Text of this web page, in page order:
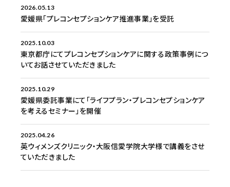
2026.05.13
愛媛県「プレコンセプションケア推進事業」を受託
2025.10.03
東京都庁にてプレコンセプションケアに関する政策事例につ
いてお話させていただきました
2025.10.29
愛媛県委託事業にて「ライフプラン・プレコンセプションケア
を考えるセミナー」を開催
2025.04.26
英ウィメンズクリニック・大阪信愛学院大学様で講義をさせ
ていただきました